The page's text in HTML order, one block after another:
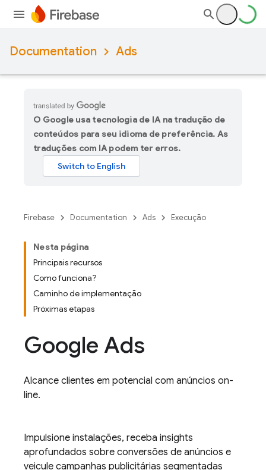
Documentation Ads
O Google usa tecnologia de IA na tradução de
conteúdos para seu idioma de preferência. As
traduções com IA podem ter erros.
Firebase Documentation Ads Execução
Nesta página
Principais recursos
Como funciona?
Caminho de implementação
Próximas etapas
Google Ads
Alcance clientes em potencial com anúncios on-
line.
Impulsione instalações, receba insights
aprofundados sobre conversões de anúncios e
veicule campanhas publicitárias segmentadas